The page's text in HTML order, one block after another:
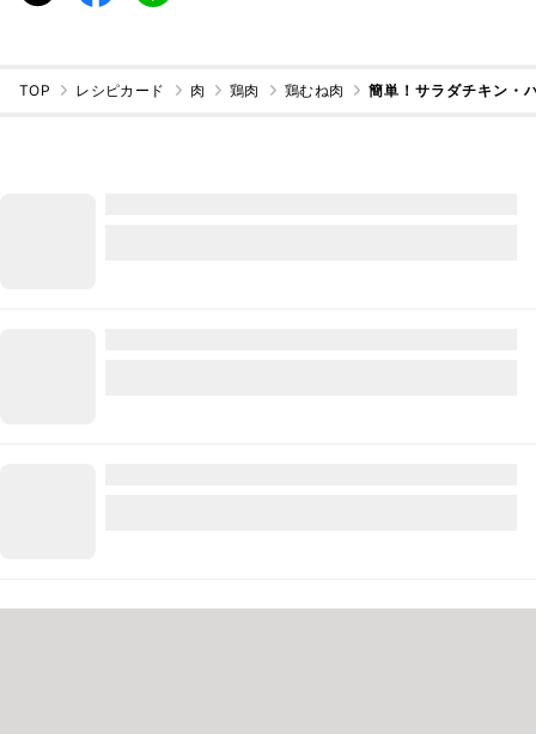
TOP レシピカード 肉 鶏肉 鶏むね肉 簡単！サラダチキン・